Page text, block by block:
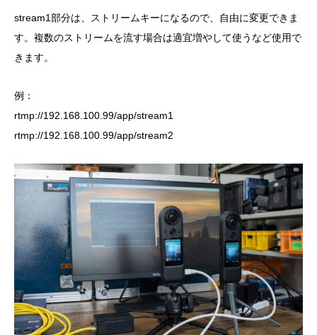
stream1部分は、ストリームキーになるので、自由に変更できま
す。複数のストリームを流す場合は適宜増やして使うなど使用で
きます。
例：
rtmp://192.168.100.99/app/stream1
rtmp://192.168.100.99/app/stream2